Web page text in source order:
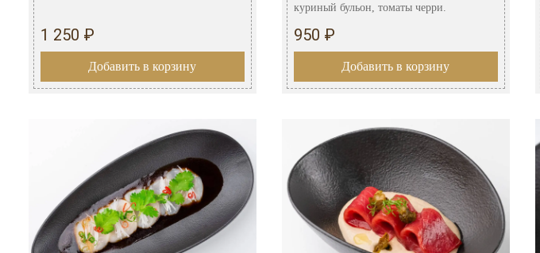
1 250 ₽
Добавить в корзину
куриный бульон, томаты черри.
950 ₽
Добавить в корзину